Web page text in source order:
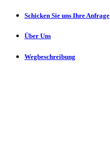
Schicken Sie uns Ihre Anfrage
Über Uns
Wegbeschreibung